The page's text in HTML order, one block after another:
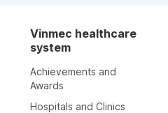
Vinmec healthcare
system
Achievements and
Awards
Hospitals and Clinics